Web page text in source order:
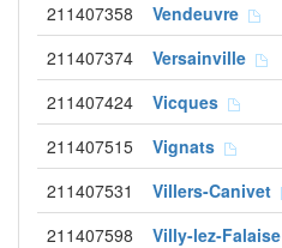
211407358 Vendeuvre
211407374 Versainville
211407424 Vicques
211407515 Vignats
211407531 Villers-Canivet
211407598 Villy-lez-Falaise